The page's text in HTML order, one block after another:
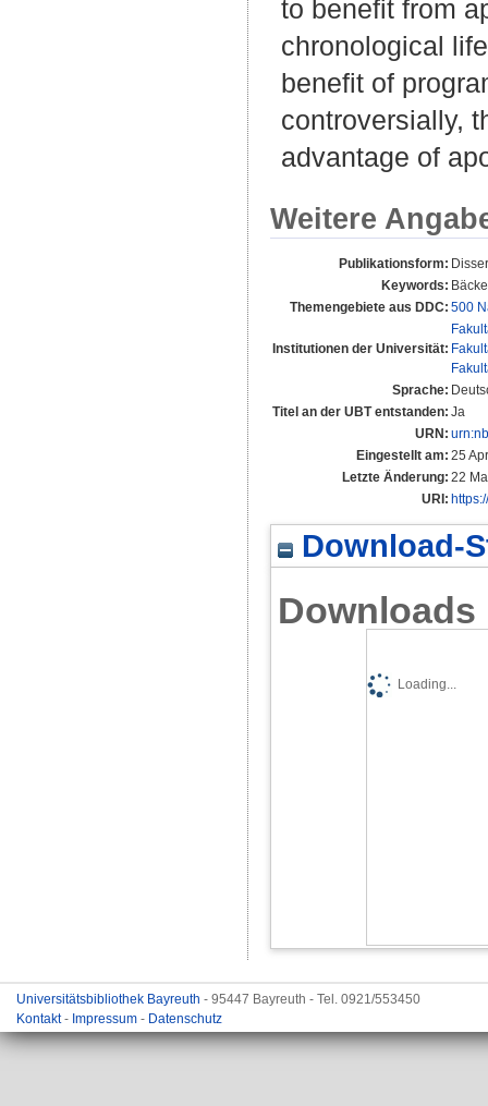
to benefit from
chronological
benefit of
controversially,
advantage of
Weitere
Publikationsform:
Keywords:
Themengebiete aus DDC: 500
Institutionen der Universität:
Sprache:
Titel an der UBT entstanden: Ja
URN:
Eingestellt am: 25
Letzte Änderung: 22
URI:
Download-
Downloads
Loading...
Universitätsbibliothek Bayreuth - 95447 Bayreuth - Tel. 0921/553450
Kontakt- Impressum - Datenschutz